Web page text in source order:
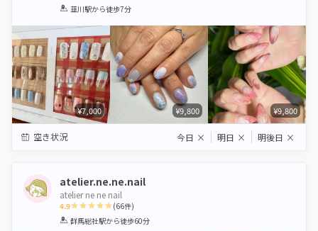
1 2 3 4 5
韮川駅から徒歩7分
¥7,000 ¥9,800 ¥9,800
空き状況 今日 × 明日 × 明後日 ×
atelier.ne.ne.nail
atelier ne ne nail
4.9
1 2 3 4 5
(66件)
群馬総社駅から徒歩60分